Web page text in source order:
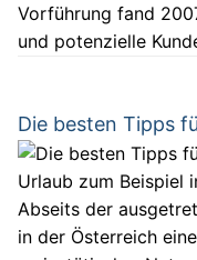
Vorführung fand
und potenzielle
Die besten Tipps
Abseits der
in der Österreich